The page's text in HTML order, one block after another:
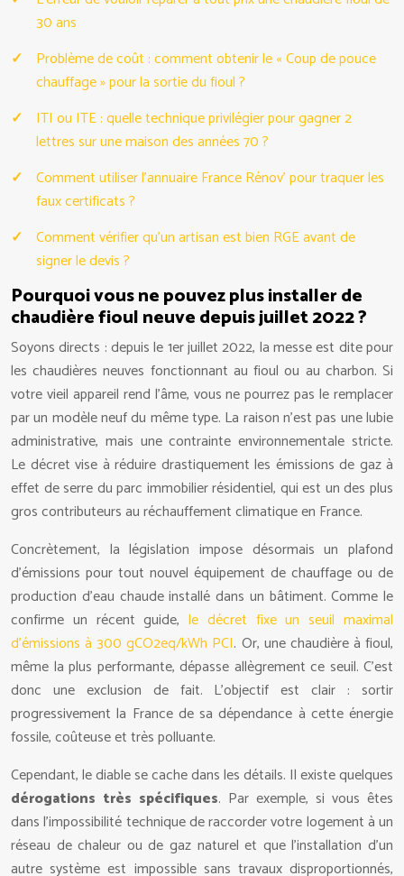
30 ans
Problème de coût : comment obtenir le « Coup de pouce
chauffage » pour la sortie du fioul ?
ITI ou ITE : quelle technique privilégier pour gagner 2
lettres sur une maison des années 70 ?
Comment utiliser l’annuaire France Rénov’ pour traquer les
faux certificats ?
Comment vérifier qu’un artisan est bien RGE avant de
signer le devis ?
Pourquoi vous ne pouvez plus installer de
chaudière fioul neuve depuis juillet 2022 ?
Soyons directs : depuis le 1er juillet 2022, la messe est dite pour
les chaudières neuves fonctionnant au fioul ou au charbon. Si
votre vieil appareil rend l’âme, vous ne pourrez pas le remplacer
par un modèle neuf du même type. La raison n’est pas une lubie
administrative, mais une contrainte environnementale stricte.
Le décret vise à réduire drastiquement les émissions de gaz à
effet de serre du parc immobilier résidentiel, qui est un des plus
gros contributeurs au réchauffement climatique en France.
Concrètement, la législation impose désormais un plafond
d’émissions pour tout nouvel équipement de chauffage ou de
production d’eau chaude installé dans un bâtiment. Comme le
confirme un récent guide,le décret fixe un seuil maximal
d’émissions à 300 gCO2eq/kWh PCI. Or, une chaudière à fioul,
même la plus performante, dépasse allègrement ce seuil. C’est
donc une exclusion de fait. L’objectif est clair : sortir
progressivement la France de sa dépendance à cette énergie
fossile, coûteuse et très polluante.
Cependant, le diable se cache dans les détails. Il existe quelques
dérogations très spécifiques. Par exemple, si vous êtes
dans l’impossibilité technique de raccorder votre logement à un
réseau de chaleur ou de gaz naturel et que l’installation d’un
autre système est impossible sans travaux disproportionnés,